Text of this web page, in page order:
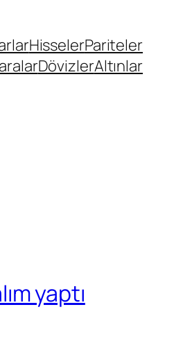
HisselerPariteler
DövizlerAltınlar
yaptı